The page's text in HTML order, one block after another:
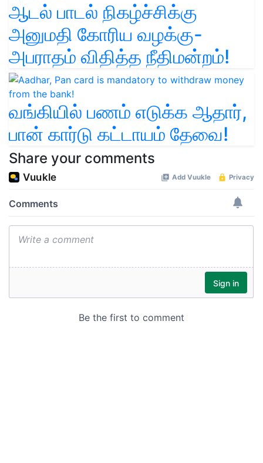
ஆடல் பாடல் நிகழ்ச்சிக்கு
அனுமதி கோரிய வழக்கு-
அபராதம் விதித்த நீதிமன்றம்!
வங்கியில் பணம் எடுக்க ஆதார்,
பான் கார்டு கட்டாயம் தேவை!
Share your comments